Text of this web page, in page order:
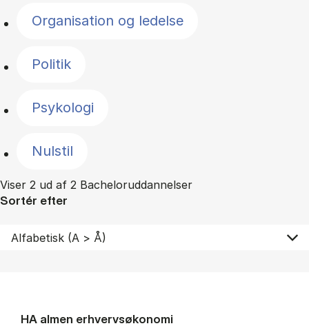
Organisation og ledelse
Politik
Psykologi
Nulstil
Viser 2 ud af 2 Bacheloruddannelser
Sortér efter
HA al­men erhvervs­økonomi